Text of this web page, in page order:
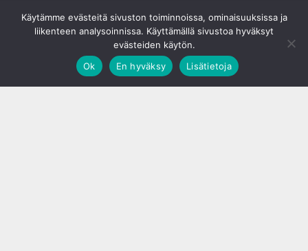
Käytämme evästeitä sivuston toiminnoissa, ominaisuuksissa ja
liikenteen analysoinnissa. Käyttämällä sivustoa hyväksyt
evästeiden käytön.
Ok
En hyväksy Lisätietoja